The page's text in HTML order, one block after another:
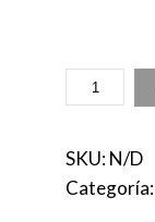
RAGE
CANTIDAD
SKU:N/D
Categoría: